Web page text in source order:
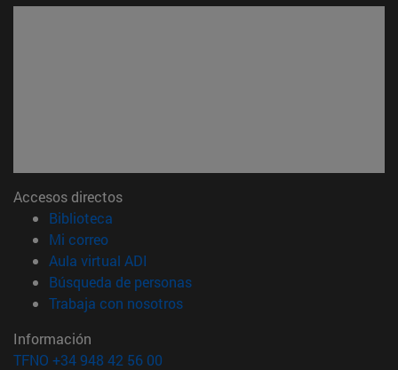
Accesos directos
Biblioteca
Mi correo(abre en nueva ventana)
Aula virtual ADI
Búsqueda de personas(abre en nueva ventana)
Trabaja con nosotros(abre en nueva ventana)
Información
TFNO +34 948 42 56 00